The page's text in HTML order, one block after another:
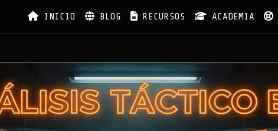
INICIO BLOG RECURSOS ACADEMIA